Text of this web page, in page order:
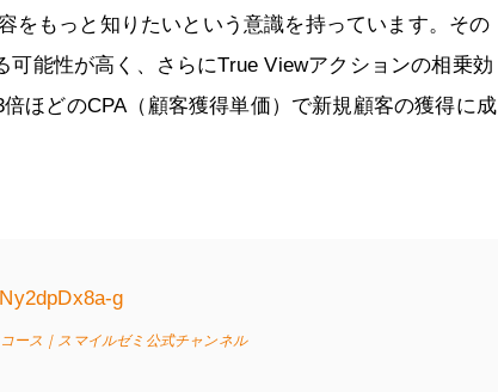
をもっと知りたいという意識を持っています。その
可能性が高く、さらにTrue Viewアクションの相乗効
ほどのCPA（顧客獲得単価）で新規顧客の獲得に成
g
ース｜スマイルゼミ公式チャンネル